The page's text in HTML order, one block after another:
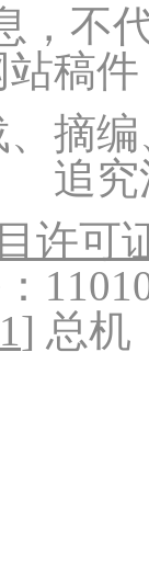
，不
站稿
摘
追
许可
] 总机